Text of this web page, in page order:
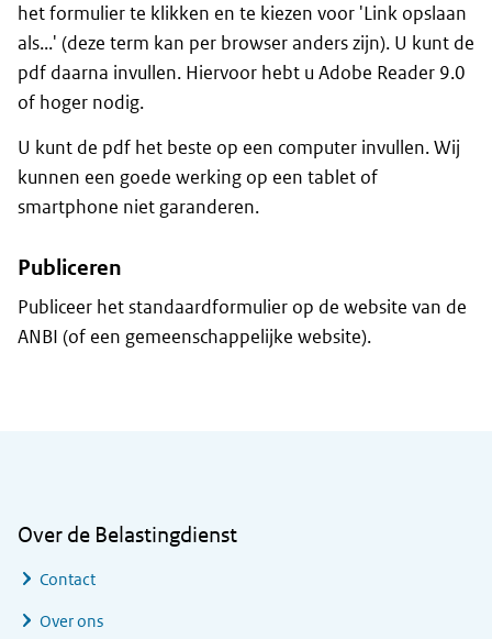
het formulier te klikken en te kiezen voor 'Link opslaan
als...' (deze term kan per browser anders zijn). U kunt de
pdf daarna invullen. Hiervoor hebt u Adobe Reader 9.0
of hoger nodig.
U kunt de pdf het beste op een computer invullen. Wij
kunnen een goede werking op een tablet of
smartphone niet garanderen.
Publiceren
Publiceer het standaardformulier op de website van de
ANBI (of een gemeenschappelijke website).
Over de Belastingdienst
Contact
Over ons